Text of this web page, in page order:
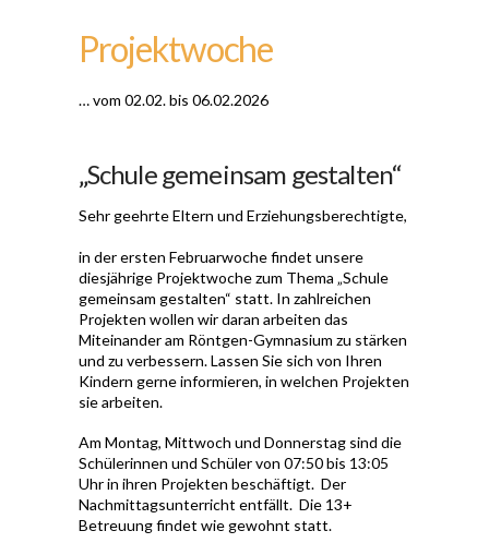
Projektwoche
… vom 02.02. bis 06.02.2026
„Schule gemeinsam gestalten“
Sehr geehrte Eltern und Erziehungsberechtigte,
in der ersten Februarwoche findet unsere
diesjährige Projektwoche zum Thema „Schule
gemeinsam gestalten“ statt. In zahlreichen
Projekten wollen wir daran arbeiten das
Miteinander am Röntgen-Gymnasium zu stärken
und zu verbessern. Lassen Sie sich von Ihren
Kindern gerne informieren, in welchen Projekten
sie arbeiten.
Am Montag, Mittwoch und Donnerstag sind die
Schülerinnen und Schüler von 07:50 bis 13:05
Uhr in ihren Projekten beschäftigt. Der
Nachmittagsunterricht entfällt. Die 13+
Betreuung findet wie gewohnt statt.